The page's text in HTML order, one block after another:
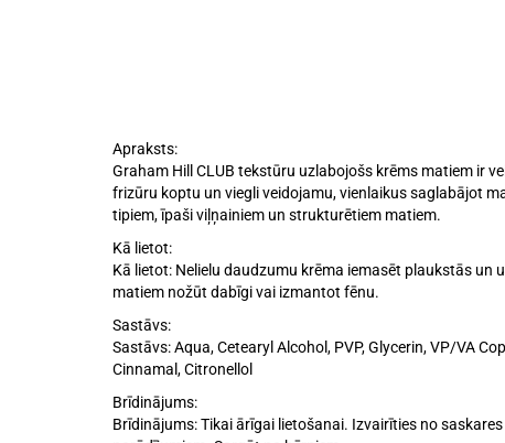
Apraksts:
Graham Hill CLUB tekstūru uzlabojošs krēms matiem ir
frizūru koptu un viegli veidojamu, vienlaikus saglabājot
tipiem, īpaši viļņainiem un strukturētiem matiem.
Kā lietot:
Kā lietot: Nelielu daudzumu krēma iemasēt plaukstās
matiem nožūt dabīgi vai izmantot fēnu.
Sastāvs:
Sastāvs: Aqua, Cetearyl Alcohol, PVP, Glycerin, VP/VA
Cinnamal, Citronellol
Brīdinājums:
Brīdinājums: Tikai ārīgai lietošanai. Izvairīties no